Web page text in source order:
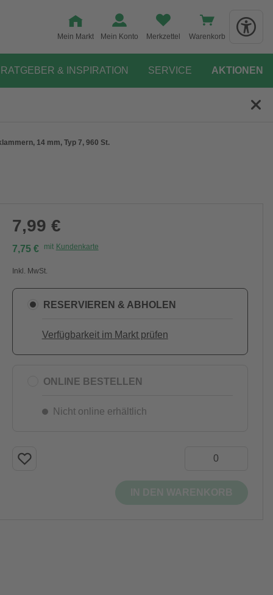
Mein Markt Mein Konto Merkzettel Warenkorb
RATGEBER & INSPIRATION SERVICE AKTIONEN
14 mm, Typ 7, 960 St.
7,99 €
7,75 € mit Kundenkarte
Inkl. MwSt.
RESERVIEREN & ABHOLEN
Verfügbarkeit im Markt prüfen
ONLINE BESTELLEN
Nicht online erhältlich